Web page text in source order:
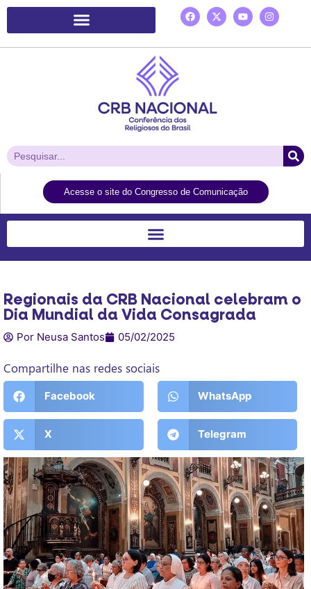
Acesse o site do Congresso de Comunicação
Regionais da CRB Nacional celebram o
Dia Mundial da Vida Consagrada
Por Neusa Santos 05/02/2025
Compartilhe nas redes sociais
Facebook WhatsApp
X Telegram